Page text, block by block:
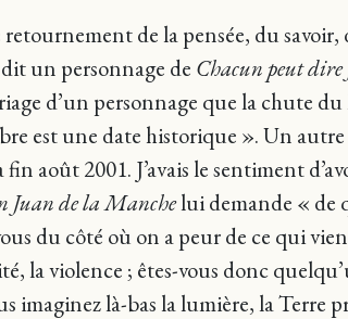
de la pensée, du savoir,
un personnage de Chacun peut dire
d’un personnage que la chute
est une date historique ». Un
août 2001. J’avais le sentiment
Juan de la Manchelui demande « de
du côté où on a peur de ce qui
la violence ; êtes-vous donc
imaginez là-bas la lumière, la Terre